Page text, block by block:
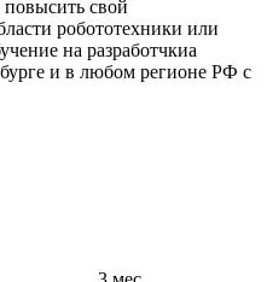
свой
робототехники или
на разработчкиа
и в любом регионе РФ с